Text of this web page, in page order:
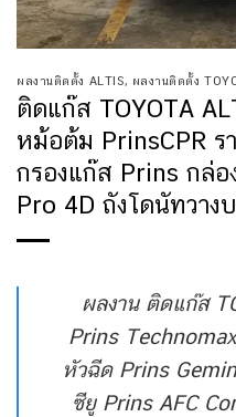
ผลงานติดตั้ง ALTIS, ผลงานติดตั้ง
ติดแก๊ส TOYOTA
หม้อต้ม PrinsCPR ร
กรองแก๊ส Prins กล่
Pro 4D ถังโดนัทวาง
ผลงาน ติดแก๊ส
Prins
หัวฉีด Prins
ซียู Prins AFC